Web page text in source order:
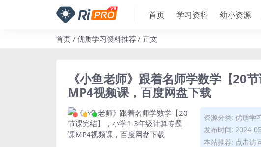
首页 学习资料 幼小资源
首页 优质学习资料推荐 正文
《小鱼老师》跟着名师学数学【20
MP4视频课，百度网盘下载
资源分类: 优质学
发布时间: 2024-
本站推荐: 点击访